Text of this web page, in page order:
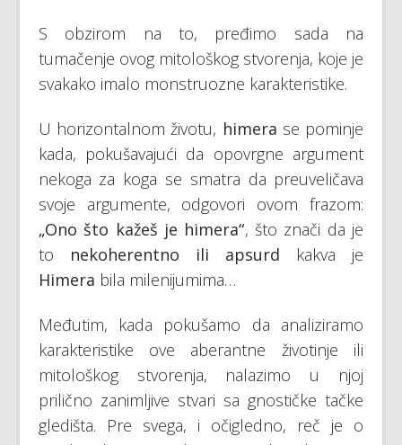
S obzirom na to, pređimo sada na
tumačenje ovog mitološkog stvorenja, koje je
svakako imalo monstruozne karakteristike.
U horizontalnom životu, himera se pominje
kada, pokušavajući da opovrgne argument
nekoga za koga se smatra da preuveličava
svoje argumente, odgovori ovom frazom:
„Ono što kažeš je himera“, što znači da je
to nekoherentno ili apsurd kakva je
Himera bila milenijumima…
Međutim, kada pokušamo da analiziramo
karakteristike ove aberantne životinje ili
mitološkog stvorenja, nalazimo u njoj
prilično zanimljive stvari sa gnostičke tačke
gledišta. Pre svega, i očigledno, reč je o